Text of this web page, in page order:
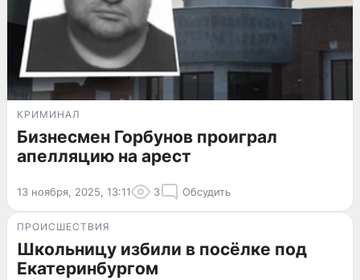
КРИМИНАЛ
Бизнесмен Горбунов проиграл
апелляцию на арест
13 ноября, 2025, 13:11 3 Обсудить
ПРОИСШЕСТВИЯ
Школьницу избили в посёлке под
Екатеринбургом